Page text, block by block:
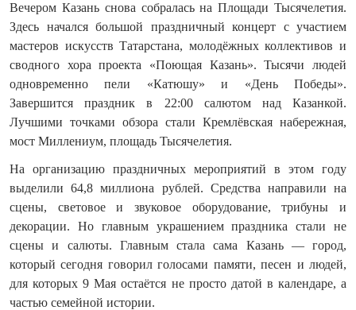
Вечером Казань снова собралась на Площади Тысячелетия.
Здесь начался большой праздничный концерт с участием
мастеров искусств Татарстана, молодёжных коллективов и
сводного хора проекта «Поющая Казань». Тысячи людей
одновременно пели «Катюшу» и «День Победы».
Завершится праздник в 22:00 салютом над Казанкой.
Лучшими точками обзора стали Кремлёвская набережная,
мост Миллениум, площадь Тысячелетия.
На организацию праздничных мероприятий в этом году
выделили 64,8 миллиона рублей. Средства направили на
сцены, световое и звуковое оборудование, трибуны и
декорации. Но главным украшением праздника стали не
сцены и салюты. Главным стала сама Казань — город,
который сегодня говорил голосами памяти, песен и людей,
для которых 9 Мая остаётся не просто датой в календаре, а
частью семейной истории.